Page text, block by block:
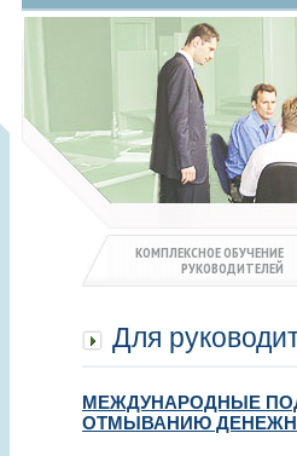
КОМПЛЕКСНОЕ ОБУЧЕНИЕ
РУКОВОДИТЕЛЕЙ
Для
МЕЖДУНАРОДНЫЕ
ОТМЫВАНИЮ